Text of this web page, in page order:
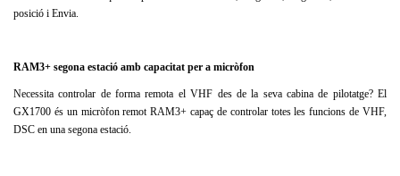
posició i Envia.
RAM3+ segona estació amb capacitat per a micròfon
Necessita controlar de forma remota el VHF des de la seva cabina de pilotatge? El
GX1700 és un micròfon remot RAM3+ capaç de controlar totes les funcions de VHF,
DSC en una segona estació.